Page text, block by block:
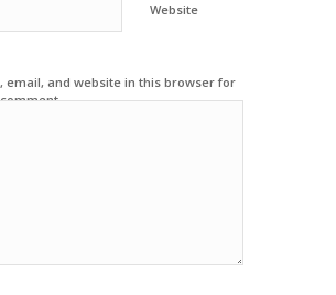
Website
email, and website in this browser for